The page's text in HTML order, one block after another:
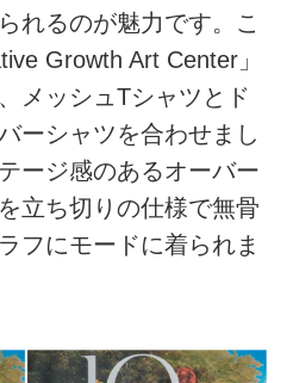
れるのが魅力です。こ
Growth Art Center」
メッシュTシャツとド
ーシャツを合わせまし
ージ感のあるオーバー
立ち切りの仕様で無骨
フにモードに着られま